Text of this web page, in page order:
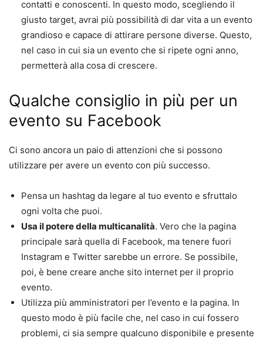
contatti e conoscenti. In questo modo, scegliendo il
giusto target, avrai più possibilità di dar vita a un evento
grandioso e capace di attirare persone diverse. Questo,
nel caso in cui sia un evento che si ripete ogni anno,
permetterà alla cosa di crescere.
Qualche consiglio in più per un
evento su Facebook
Ci sono ancora un paio di attenzioni che si possono
utilizzare per avere un evento con più successo.
Pensa un hashtag da legare al tuo evento e sfruttalo
ogni volta che puoi.
Usa il potere della multicanalità. Vero che la pagina
principale sarà quella di Facebook, ma tenere fuori
Instagram e Twitter sarebbe un errore. Se possibile,
poi, è bene creare anche sito internet per il proprio
evento.
Utilizza più amministratori per l’evento e la pagina. In
questo modo è più facile che, nel caso in cui fossero
problemi, ci sia sempre qualcuno disponibile e presente